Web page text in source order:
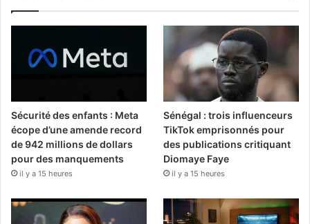
Sécurité des enfants : Meta
écope d’une amende record
de 942 millions de dollars
pour des manquements
il y a 15 heures
Sénégal : trois influenceurs
TikTok emprisonnés pour
des publications critiquant
Diomaye Faye
il y a 15 heures